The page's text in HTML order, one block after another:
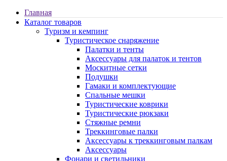
Главная
Каталог товаров
Туризм и кемпинг
Туристическое снаряжение
Палатки и тенты
Аксессуары для палаток и тентов
Москитные сетки
Подушки
Гамаки и комплектующие
Спальные мешки
Туристические коврики
Туристические рюкзаки
Стяжные ремни
Треккинговые палки
Аксессуары к треккинговым палкам
Аксессуары
Фонари и светильники